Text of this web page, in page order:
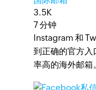
3.5K
7 分钟
Instagram 和
到正确的官方
率高的海外邮箱